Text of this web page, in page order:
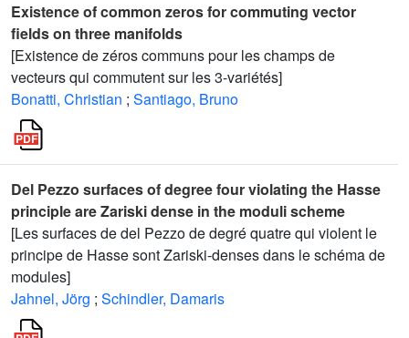
Existence of common zeros for commuting vector
fields on three manifolds
[Existence de zéros communs pour les champs de
vecteurs qui commutent sur les 3-variétés]
Bonatti, Christian ; Santiago, Bruno
Del Pezzo surfaces of degree four violating the Hasse
principle are Zariski dense in the moduli scheme
[Les surfaces de del Pezzo de degré quatre qui violent le
principe de Hasse sont Zariski-denses dans le schéma de
modules]
Jahnel, Jörg ; Schindler, Damaris